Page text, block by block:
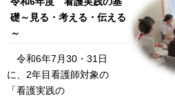
礎～見る・考える・伝える
～
令和6年7月30・31日
に、2年目看護師対象の
「看護実践の